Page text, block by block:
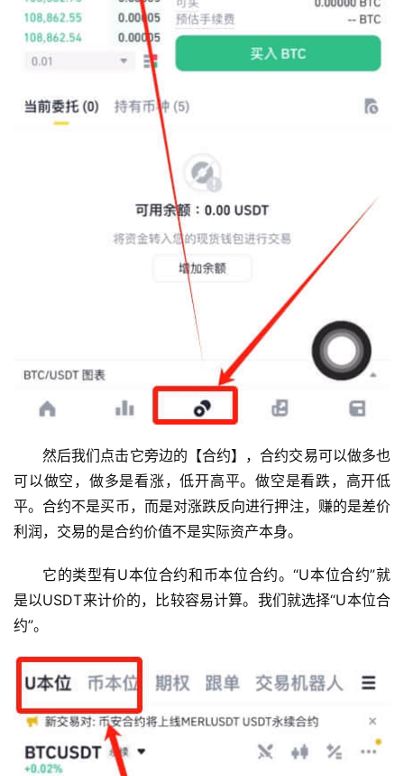
然后我们点击它旁边的【合约】，合约交易可以做多也
可以做空，做多是看涨，低开高平。做空是看跌，高开低
平。合约不是买币，而是对涨跌反向进行押注，赚的是差价
利润，交易的是合约价值不是实际资产本身。
它的类型有U本位合约和币本位合约。“U本位合约”就
是以USDT来计价的，比较容易计算。我们就选择“U本位合
约”。